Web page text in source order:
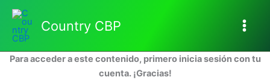
contenido
Country CBP
Para acceder a este contenido, primero inicia sesión con tu
cuenta. ¡Gracias!